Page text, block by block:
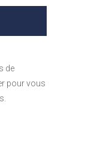
de
pour vous